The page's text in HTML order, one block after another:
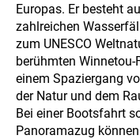
Europas. Er besteht
zahlreichen
zum UNESCO
berühmten
einem Spaziergang
der Natur und dem
Bei einer Bootsfahrt
Panoramazug